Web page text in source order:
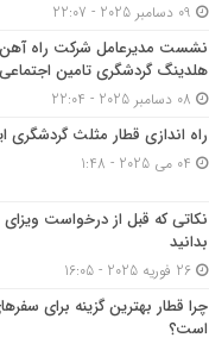
نشست مدیرعامل شرکت راه آهن
هلدینگ گردشگری تامین
راه اندازی قطار مثلث گردشگری
نکاتی که قبل از درخواست ویزای
بدانید
26 فوریه 2025 - 16:05
چرا قطار بهترین گزینه برای
است؟